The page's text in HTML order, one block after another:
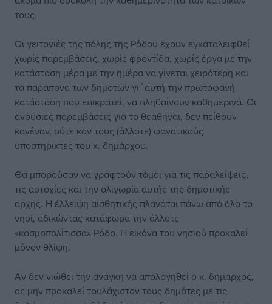
τους.
Οι γειτονιές της πόλης της Ρόδου έχουν εγκαταλειφθεί
χωρίς παρεμβάσεις, χωρίς φροντίδα, χωρίς έργα με την
κατάσταση μέρα με την ημέρα να γίνεται χειρότερη και
τα παράπονα των δημοτών γι΄αυτή την πρωτοφανή
κατάσταση που επικρατεί, να πληθαίνουν καθημερινά. Οι
ανούσιες παρεμβάσεις για το θεαθήναι, δεν πείθουν
κανέναν, ούτε καν τους (άλλοτε) φανατικούς
υποστηρικτές του κ. δημάρχου.
Θα μπορούσαν να γραφτούν τόμοι για τις παραλείψεις,
τις αστοχίες και την ολιγωρία αυτής της δημοτικής
αρχής. Η έλλειψη αισθητικής πλανάται πάνω από όλο το
νησί, αδικώντας κατάφωρα την άλλοτε
«κοσμοπολίτισσα» Ρόδο. Η εικόνα του νησιού προκαλεί
μόνον θλίψη.
Αν δεν νιώθει την ανάγκη να απολογηθεί ο κ. δήμαρχος,
ας μην προκαλεί τουλάχιστον τους δημότες με τις